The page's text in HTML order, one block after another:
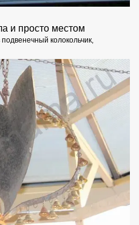
и просто местом
колокольчик,